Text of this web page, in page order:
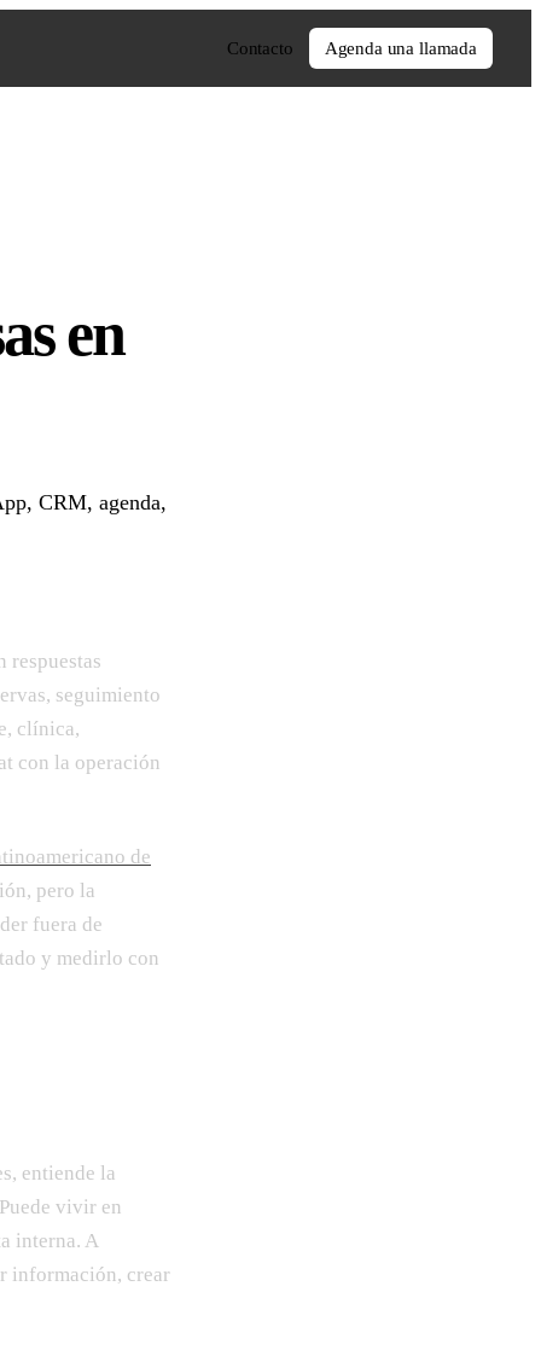
Contacto Agenda una llamada
en
CRM, agenda,
respuestas
seguimiento
clínica,
con la operación
de
pero la
fuera de
y medirlo con
entiende la
vivir en
interna. A
información, crear